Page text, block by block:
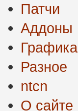
Патчи
Аддоны
Графика
Разное
ntcn
О сайте